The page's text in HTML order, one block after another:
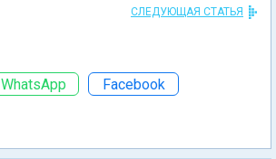
СЛЕДУЮЩАЯ СТАТЬЯ
WhatsApp Facebook